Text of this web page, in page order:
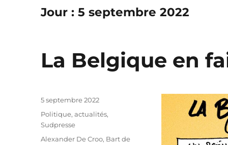
Jour :5 septembre 2022
La Belgique en
Publié
5 septembre 2022
Catégories
Politique, actualités,
Sudpresse
Étiquettes
Alexander De Croo, Bart de